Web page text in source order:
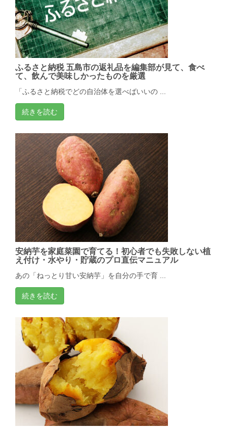
ふるさと納税 五島市の返礼品を編集部が見て、食べ
て、飲んで美味しかったものを厳選
「ふるさと納税でどの自治体を選べばいいの ...
続きを読む
安納芋を家庭菜園で育てる！初心者でも失敗しない植
え付け・水やり・貯蔵のプロ直伝マニュアル
あの「ねっとり甘い安納芋」を自分の手で育 ...
続きを読む